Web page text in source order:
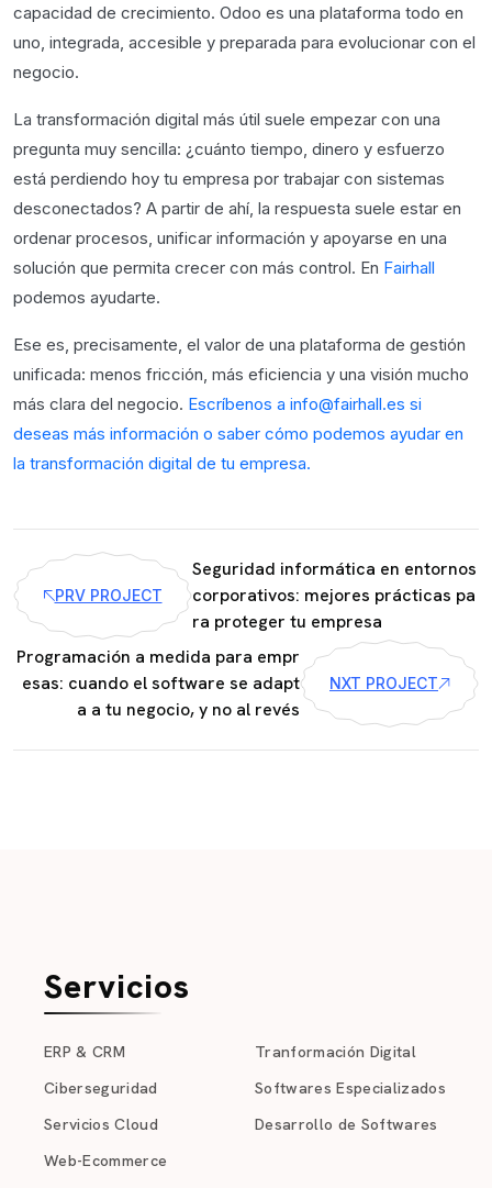
capacidad de crecimiento. Odoo es una plataforma todo en
uno, integrada, accesible y preparada para evolucionar con el
negocio.
La transformación digital más útil suele empezar con una
pregunta muy sencilla: ¿cuánto tiempo, dinero y esfuerzo
está perdiendo hoy tu empresa por trabajar con sistemas
desconectados? A partir de ahí, la respuesta suele estar en
ordenar procesos, unificar información y apoyarse en una
solución que permita crecer con más control. En Fairhall
podemos ayudarte.
Ese es, precisamente, el valor de una plataforma de gestión
unificada: menos fricción, más eficiencia y una visión mucho
más clara del negocio. Escríbenos a info@fairhall.es si
deseas más información o saber cómo podemos ayudar en
la transformación digital de tu empresa.
PRV PROJECT
Seguridad informática en entornos
corporativos: mejores prácticas pa
ra proteger tu empresa
Programación a medida para empr
esas: cuando el software se adapt
a a tu negocio, y no al revés
NXT PROJECT
Servicios
ERP & CRM
Ciberseguridad
Servicios Cloud
Web-Ecommerce
Tranformación Digital
Softwares Especializados
Desarrollo de Softwares